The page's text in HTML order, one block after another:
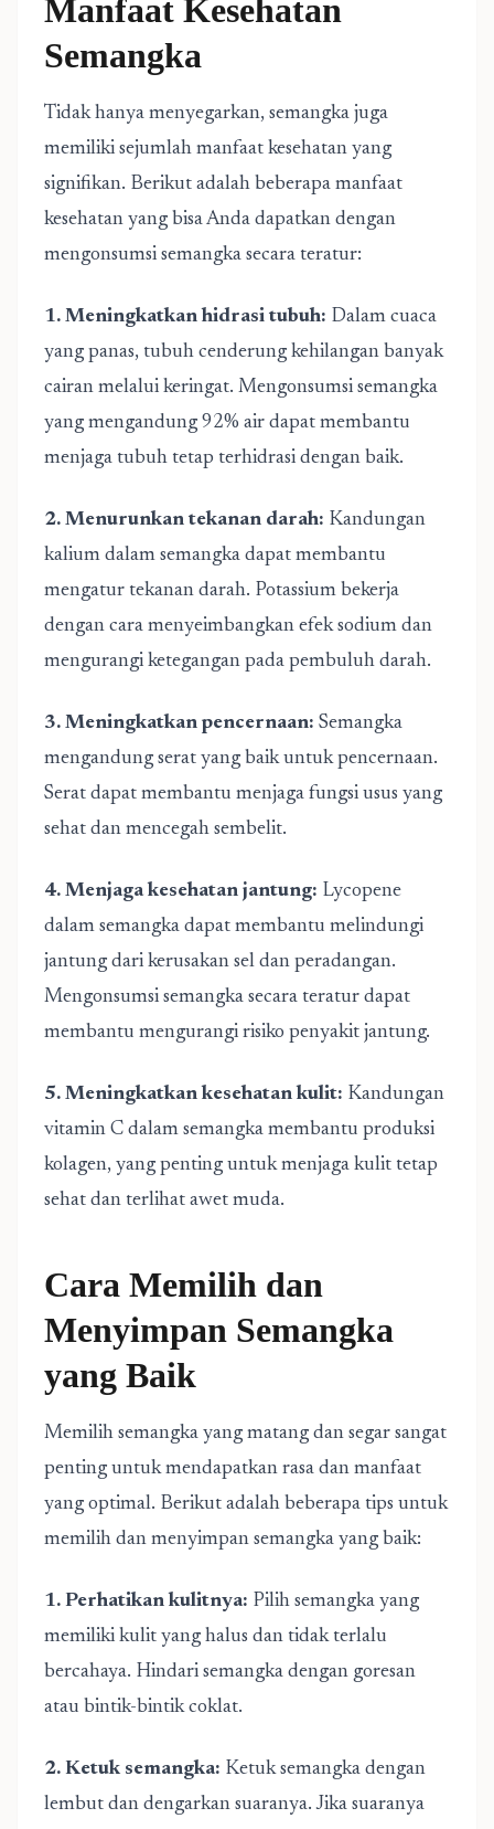
Manfaat Kesehatan
Semangka
Tidak hanya menyegarkan, semangka juga
memiliki sejumlah manfaat kesehatan yang
signifikan. Berikut adalah beberapa manfaat
kesehatan yang bisa Anda dapatkan dengan
mengonsumsi semangka secara teratur:
1. Meningkatkan hidrasi tubuh: Dalam cuaca
yang panas, tubuh cenderung kehilangan banyak
cairan melalui keringat. Mengonsumsi semangka
yang mengandung 92% air dapat membantu
menjaga tubuh tetap terhidrasi dengan baik.
2. Menurunkan tekanan darah: Kandungan
kalium dalam semangka dapat membantu
mengatur tekanan darah. Potassium bekerja
dengan cara menyeimbangkan efek sodium dan
mengurangi ketegangan pada pembuluh darah.
3. Meningkatkan pencernaan: Semangka
mengandung serat yang baik untuk pencernaan.
Serat dapat membantu menjaga fungsi usus yang
sehat dan mencegah sembelit.
4. Menjaga kesehatan jantung: Lycopene
dalam semangka dapat membantu melindungi
jantung dari kerusakan sel dan peradangan.
Mengonsumsi semangka secara teratur dapat
membantu mengurangi risiko penyakit jantung.
5. Meningkatkan kesehatan kulit: Kandungan
vitamin C dalam semangka membantu produksi
kolagen, yang penting untuk menjaga kulit tetap
sehat dan terlihat awet muda.
Cara Memilih dan
Menyimpan Semangka
yang Baik
Memilih semangka yang matang dan segar sangat
penting untuk mendapatkan rasa dan manfaat
yang optimal. Berikut adalah beberapa tips untuk
memilih dan menyimpan semangka yang baik:
1. Perhatikan kulitnya: Pilih semangka yang
memiliki kulit yang halus dan tidak terlalu
bercahaya. Hindari semangka dengan goresan
atau bintik-bintik coklat.
2. Ketuk semangka: Ketuk semangka dengan
lembut dan dengarkan suaranya. Jika suaranya